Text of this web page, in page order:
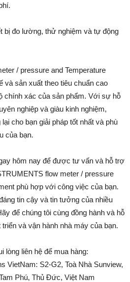
bị đo lường, thử nghiệm và tự động
/ pressure and Temperature
và sản xuất theo tiêu chuẩn cao
chính xác của sản phẩm. Với sự hỗ
nghiệp và giàu kinh nghiệm,
cho bạn giải pháp tốt nhất và phù
của bạn.
hôm nay để được tư vấn và hỗ trợ
flow meter / pressure
phù hợp với công việc của bạn.
tin cậy và tin tưởng của nhiều
để chúng tôi cùng đồng hành và hỗ
và vận hành nhà máy của bạn.
lòng liên hệ để mua hàng:
VietNam: S2-G2, Toà Nhà Sunview,
Phú, Thủ Đức, Việt Nam